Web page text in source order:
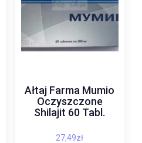
Ałtaj Farma Mumio
Oczyszczone
Shilajit 60 Tabl.
27,49zł